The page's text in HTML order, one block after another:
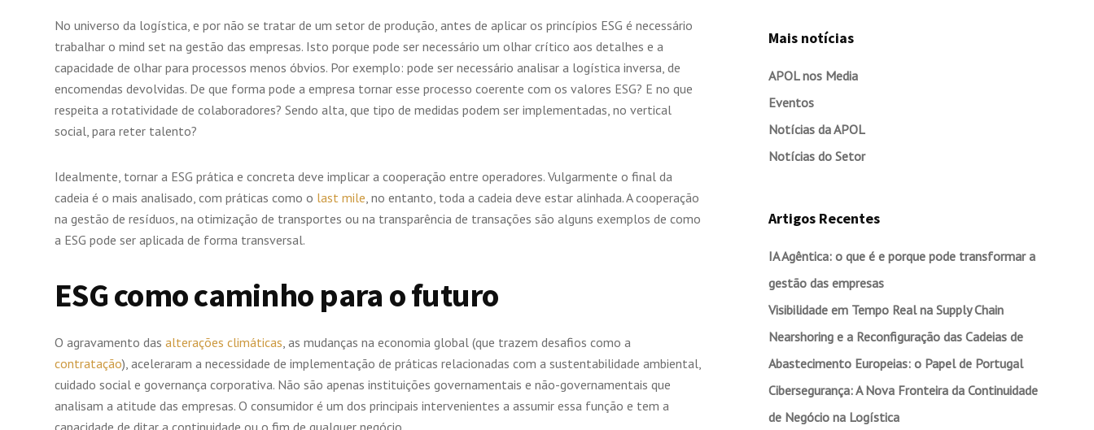
No universo da logística, e por não se tratar de um setor de produção, antes de aplicar os princípios ESG é necessário
trabalhar o mind set na gestão das empresas. Isto porque pode ser necessário um olhar crítico aos detalhes e a
capacidade de olhar para processos menos óbvios. Por exemplo: pode ser necessário analisar a logística inversa, de
encomendas devolvidas. De que forma pode a empresa tornar esse processo coerente com os valores ESG? E no que
respeita a rotatividade de colaboradores? Sendo alta, que tipo de medidas podem ser implementadas, no vertical
social, para reter talento?
Idealmente, tornar a ESG prática e concreta deve implicar a cooperação entre operadores. Vulgarmente o final da
cadeia é o mais analisado, com práticas como o last mile, no entanto, toda a cadeia deve estar alinhada. A cooperação
na gestão de resíduos, na otimização de transportes ou na transparência de transações são alguns exemplos de como
a ESG pode ser aplicada de forma transversal.
ESG como caminho para o futuro
O agravamento das alterações climáticas, as mudanças na economia global (que trazem desafios como a
contratação), aceleraram a necessidade de implementação de práticas relacionadas com a sustentabilidade ambiental,
cuidado social e governança corporativa. Não são apenas instituições governamentais e não-governamentais que
analisam a atitude das empresas. O consumidor é um dos principais intervenientes a assumir essa função e tem a
Mais notícias
APOL nos Media
Eventos
Notícias da APOL
Notícias do Setor
Artigos Recentes
IA Agêntica: o que é e porque pode transformar a
gestão das empresas
Visibilidade em Tempo Real na Supply Chain
Nearshoring e a Reconfiguração das Cadeias de
Abastecimento Europeias: o Papel de Portugal
Cibersegurança: A Nova Fronteira da Continuidade
de Negócio na Logística